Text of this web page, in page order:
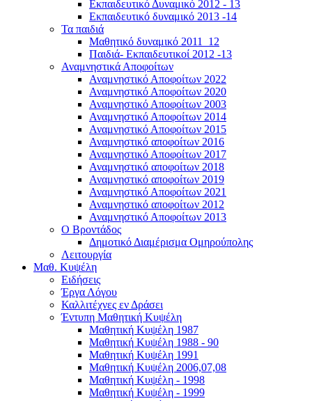
Εκπαιδευτικό Δυναμικό 2012 - 13
Εκπαιδευτικό δυναμικό 2013 -14
Τα παιδιά
Μαθητικό δυναμικό 2011_12
Παιδιά- Εκπαιδευτικοί 2012 -13
Αναμνηστικά Αποφοίτων
Αναμνηστικό Αποφοίτων 2022
Αναμνηστικό Αποφοίτων 2020
Αναμνηστικό Αποφοίτων 2003
Αναμνηστικό Αποφοίτων 2014
Αναμνηστικό Αποφοίτων 2015
Αναμνηστικό αποφοίτων 2016
Αναμνηστικό Αποφοίτων 2017
Αναμνηστικό αποφοίτων 2018
Αναμνηστικό αποφοίτων 2019
Αναμνηστικό Αποφοίτων 2021
Αναμνηστικό αποφοίτων 2012
Αναμνηστικό Αποφοίτων 2013
Ο Βροντάδος
Δημοτικό Διαμέρισμα Ομηρούπολης
Λειτουργία
Μαθ. Κυψέλη
Ειδήσεις
Έργα Λόγου
Καλλιτέχνες εν Δράσει
Έντυπη Μαθητική Κυψέλη
Μαθητική Κυψέλη 1987
Μαθητική Κυψέλη 1988 - 90
Μαθητική Κυψέλη 1991
Μαθητική Κυψέλη 2006,07,08
Μαθητική Κυψέλη - 1998
Μαθητική Κυψέλη - 1999